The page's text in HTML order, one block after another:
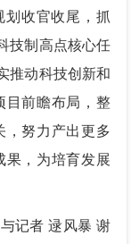
划收官收尾，抓
技制高点核心任
推动科技创新和
目前瞻布局，整
，努力产出更多
果，为培育发展
记者 逯风暴 谢